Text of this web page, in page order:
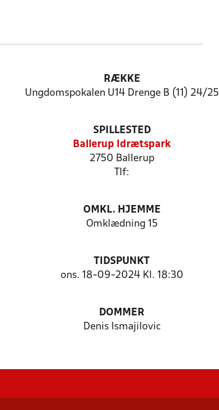
RÆKKE
Ungdomspokalen U14 Drenge B (11) 24/25
SPILLESTED
Ballerup Idrætspark
2750 Ballerup
Tlf:
OMKL. HJEMME
Omklædning 15
TIDSPUNKT
ons. 18-09-2024 Kl. 18:30
DOMMER
Denis Ismajilovic